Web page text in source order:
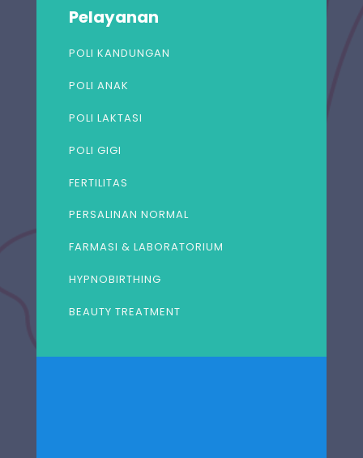
Pelayanan
POLI KANDUNGAN
POLI ANAK
POLI LAKTASI
POLI GIGI
FERTILITAS
PERSALINAN NORMAL
FARMASI & LABORATORIUM
HYPNOBIRTHING
BEAUTY TREATMENT